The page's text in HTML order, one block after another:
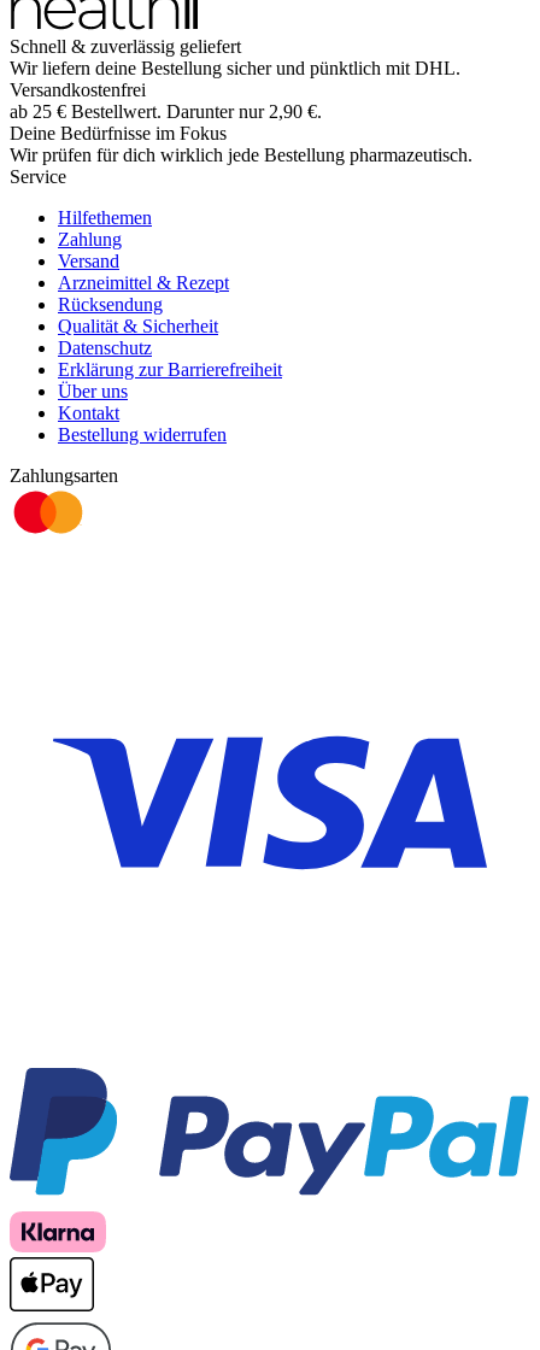
Schnell & zuverlässig geliefert
Wir liefern deine Bestellung sicher und pünktlich mit DHL.
Versandkostenfrei
ab 25 € Bestellwert. Darunter nur 2,90 €.
Deine Bedürfnisse im Fokus
Wir prüfen für dich wirklich jede Bestellung pharmazeutisch.
Service
Hilfethemen
Zahlung
Versand
Arzneimittel & Rezept
Rücksendung
Qualität & Sicherheit
Datenschutz
Erklärung zur Barrierefreiheit
Über uns
Kontakt
Bestellung widerrufen
Zahlungsarten